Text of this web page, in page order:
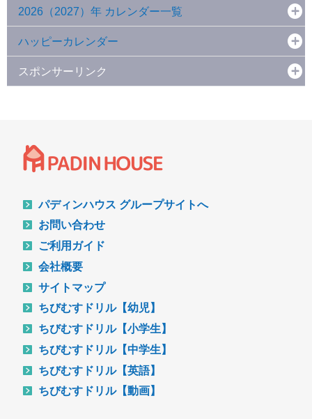
2026（2027）年 カレンダー一覧
ハッピーカレンダー
スポンサーリンク
パディンハウス グループサイトへ
お問い合わせ
ご利用ガイド
会社概要
サイトマップ
ちびむすドリル【幼児】
ちびむすドリル【小学生】
ちびむすドリル【中学生】
ちびむすドリル【英語】
ちびむすドリル【動画】